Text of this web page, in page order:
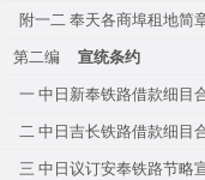
附一二 奉天各商埠租地简
第二编
宣统条约
一 中日新奉铁路借款细目
二 中日吉长铁路借款细目
三 中日议订安奉铁路节略